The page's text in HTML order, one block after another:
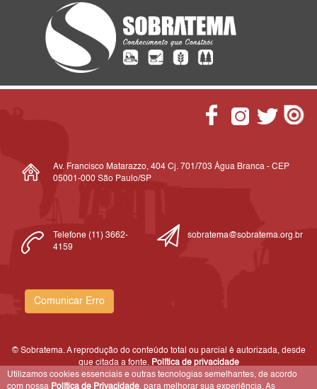
Av. Francisco Matarazzo, 404 Cj. 701/703 Água Branca - CEP
05001-000 São Paulo/SP
Telefone (11) 3662-
4159
sobratema@sobratema.org.br
Comunicar Erro
© Sobratema. A reprodução do conteúdo total ou parcial é autorizada, desde
que citada a fonte. Política de privacidade
Utilizamos cookies essenciais e outras tecnologias semelhantes, de acordo
com nossa Política de Privacidade, para melhorar sua experiência. As